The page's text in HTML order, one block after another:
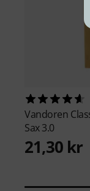
Vandoren
Sax 3.0
21,30 kr